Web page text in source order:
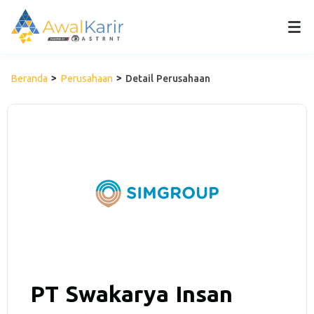
Beranda Perusahaan Detail Perusahaan
PT Swakarya Insan